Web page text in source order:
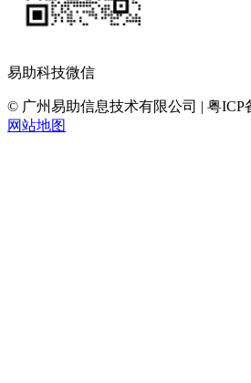
易助科技微信
© 广州易助信息技术有限公司 | 粤ICP
网站地图